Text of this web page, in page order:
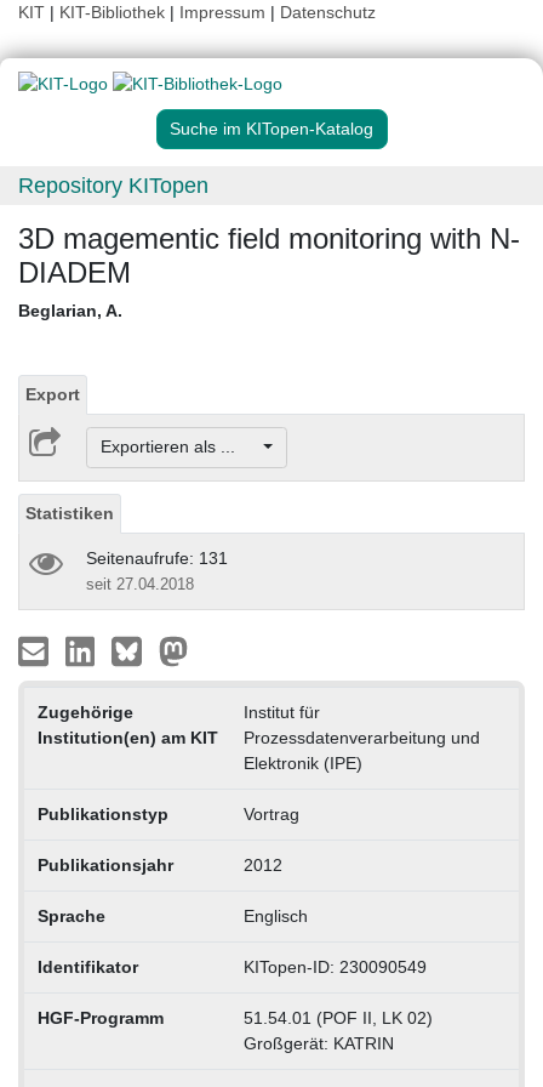
KIT | KIT-Bibliothek | Impressum | Datenschutz
Suche im KITopen-Katalog
Repository KITopen
3D magementic field monitoring with N-
DIADEM
Beglarian, A.
Export
Exportieren als ...
Statistiken
Seitenaufrufe: 131
seit 27.04.2018
Zugehörige
Institution(en) am KIT
Institut für
Prozessdatenverarbeitung und
Elektronik (IPE)
Publikationstyp Vortrag
Publikationsjahr 2012
Sprache Englisch
Identifikator KITopen-ID: 230090549
HGF-Programm
51.54.01 (POF II, LK 02)
Großgerät: KATRIN